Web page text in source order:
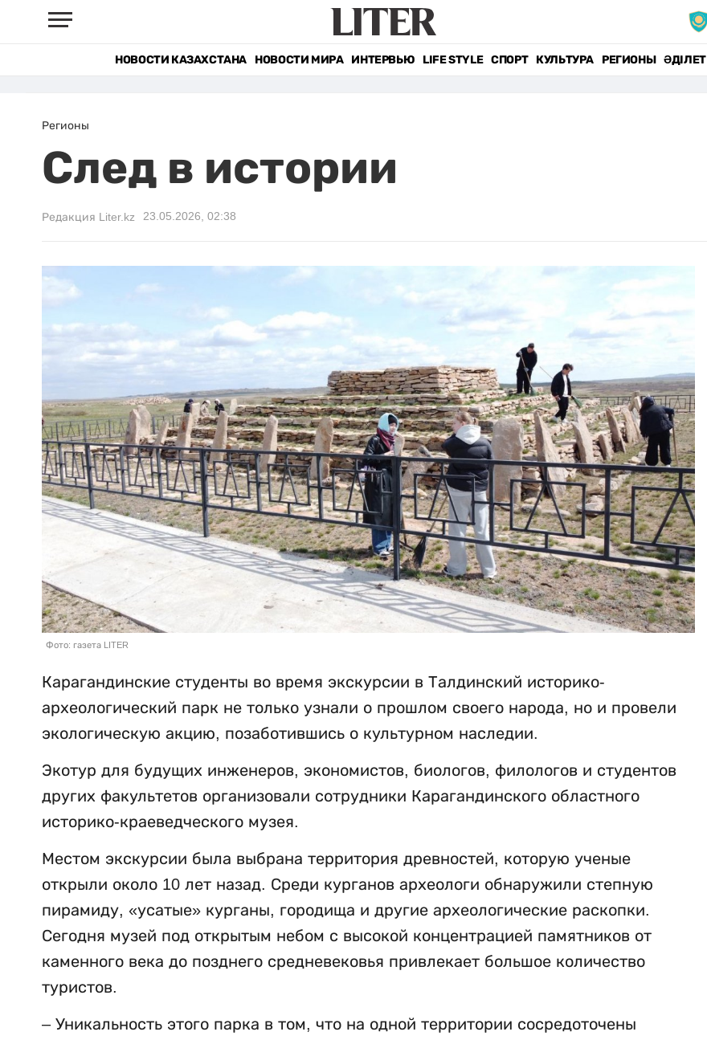
НОВОСТИ КАЗАХСТАНА НОВОСТИ МИРА ИНТЕРВЬЮ LIFE STYLE СПОРТ КУЛЬТУРА РЕГИОНЫ ӘДІЛЕТ
Регионы
След в истории
Редакция Liter.kz 23.05.2026, 02:38
Фото: газета LITER
Карагандинские студенты во время экскурсии в Талдинский историко-
археологический парк не только узнали о прошлом своего народа, но и провели
экологическую акцию, позаботившись о культурном наследии.
Экотур для будущих инженеров, экономистов, биологов, филологов и студентов
других факультетов организовали сотрудники Карагандинского областного
историко-краеведческого музея.
Местом экскурсии была выбрана территория древностей, которую ученые
открыли около 10 лет назад. Среди курганов археологи обнаружили степную
пирамиду, «усатые» курганы, городища и другие археологические раскопки.
Сегодня музей под открытым небом с высокой концентрацией памятников от
каменного века до позднего средневековья привлекает большое количество
туристов.
– Уникальность этого парка в том, что на одной территории сосредоточены